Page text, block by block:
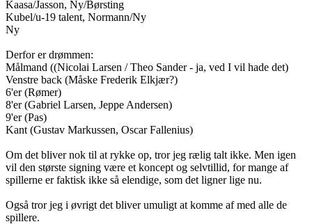
Kaasa/Jasson, Ny/Børsting
Kubel/u-19 talent, Normann/Ny
Ny
Derfor er drømmen:
Målmand ((Nicolai Larsen / Theo Sander - ja, ved I vil hade det)
Venstre back (Måske Frederik Elkjær?)
6'er (Rømer)
8'er (Gabriel Larsen, Jeppe Andersen)
9'er (Pas)
Kant (Gustav Markussen, Oscar Fallenius)
Om det bliver nok til at rykke op, tror jeg rælig talt ikke. Men igen
vil den største signing være et koncept og selvtillid, for mange af
spillerne er faktisk ikke så elendige, som det ligner lige nu.
Også tror jeg i øvrigt det bliver umuligt at komme af med alle de
spillere.